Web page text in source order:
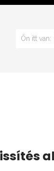
Ön itt van: